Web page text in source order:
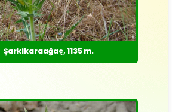
Şarkikaraağaç, 1135 m.